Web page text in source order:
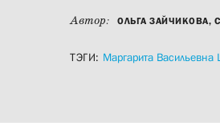
Автор: ОЛЬГА ЗАЙЧИКОВА,
ТЭГИ: Маргарита Васильевна